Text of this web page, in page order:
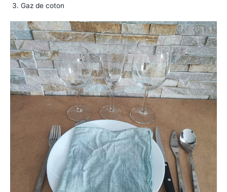
Gaz de coton